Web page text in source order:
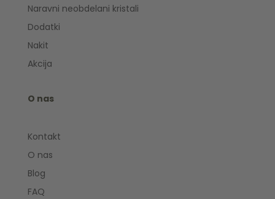
Naravni neobdelani kristali
Dodatki
Nakit
Akcija
O nas
Kontakt
O nas
Blog
FAQ